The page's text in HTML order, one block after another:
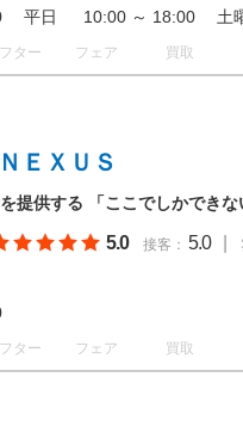
平日 10:00 ～ 18:00 土
ター フェア 買取
ＥＸＵＳ
提供する 「ここでしかでき
5.0 接客： 5.0
ター フェア 買取